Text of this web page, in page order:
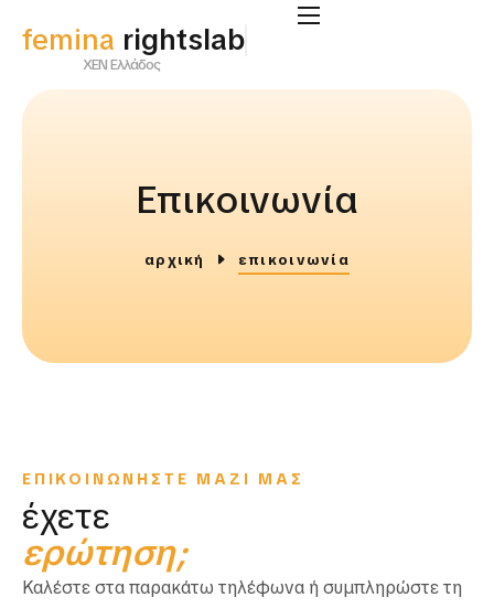
femina rightslab
ΧΕΝ Ελλάδος
Επικοινωνία
αρχική επικοινωνία
ΕΠΙΚΟΙΝΩΝΗΣΤΕ ΜΑΖΙ ΜΑΣ
έχετε
ερώτηση;
Καλέστε στα παρακάτω τηλέφωνα ή συμπληρώστε τη